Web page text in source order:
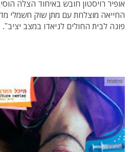
אופיר רויסטון חובש באיחוד הצלה
החייאה מוצלחת עם מתן שוק חשמלי
פונה לבית החולים לניאדו במצב יציב".
פרסומת